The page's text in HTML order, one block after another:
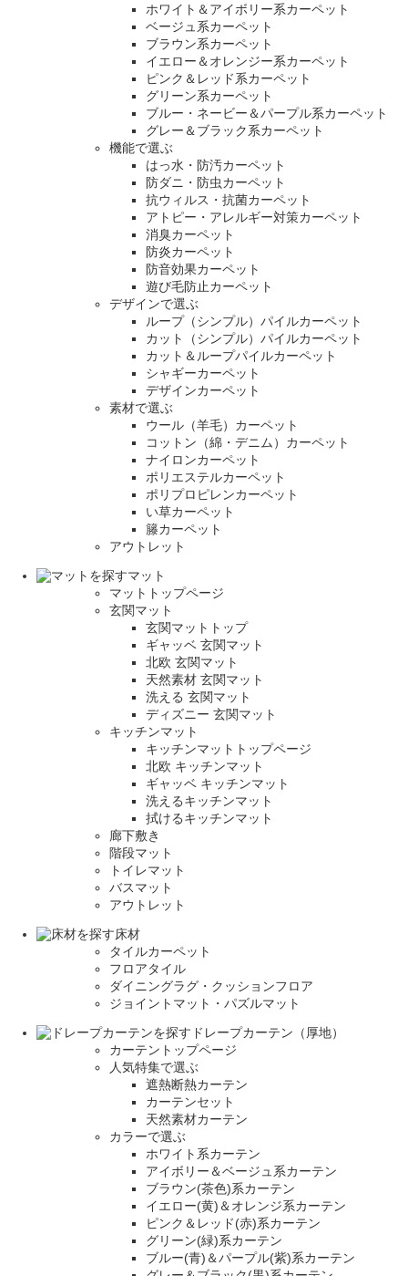
ホワイト＆アイボリー系カーペット
ベージュ系カーペット
ブラウン系カーペット
イエロー＆オレンジー系カーペット
ピンク＆レッド系カーペット
グリーン系カーペット
ブルー・ネービー＆パープル系カーペット
グレー＆ブラック系カーペット
機能で選ぶ
はっ水・防汚カーペット
防ダニ・防虫カーペット
抗ウィルス・抗菌カーペット
アトピー・アレルギー対策カーペット
消臭カーペット
防炎カーペット
防音効果カーペット
遊び毛防止カーペット
デザインで選ぶ
ループ（シンプル）パイルカーペット
カット（シンプル）パイルカーペット
カット＆ループパイルカーペット
シャギーカーペット
デザインカーペット
素材で選ぶ
ウール（羊毛）カーペット
コットン（綿・デニム）カーペット
ナイロンカーペット
ポリエステルカーペット
ポリプロピレンカーペット
い草カーペット
籐カーペット
アウトレット
マット
マットトップページ
玄関マット
玄関マットトップ
ギャッベ 玄関マット
北欧 玄関マット
天然素材 玄関マット
洗える 玄関マット
ディズニー 玄関マット
キッチンマット
キッチンマットトップページ
北欧 キッチンマット
ギャッベ キッチンマット
洗えるキッチンマット
拭けるキッチンマット
廊下敷き
階段マット
トイレマット
バスマット
アウトレット
床材
タイルカーペット
フロアタイル
ダイニングラグ・クッションフロア
ジョイントマット・パズルマット
ドレープカーテン（厚地）
カーテントップページ
人気特集で選ぶ
遮熱断熱カーテン
カーテンセット
天然素材カーテン
カラーで選ぶ
ホワイト系カーテン
アイボリー＆ベージュ系カーテン
ブラウン(茶色)系カーテン
イエロー(黄)＆オレンジ系カーテン
ピンク＆レッド(赤)系カーテン
グリーン(緑)系カーテン
ブルー(青)＆パープル(紫)系カーテン